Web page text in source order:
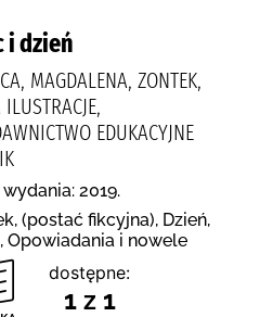
i dzień
MAGDALENA, ZONTEK,
ILUSTRACJE,
EDUKACYJNE
2019.
(postać fikcyjna), Dzień,
Opowiadania i nowele
dostępne:
1 z 1